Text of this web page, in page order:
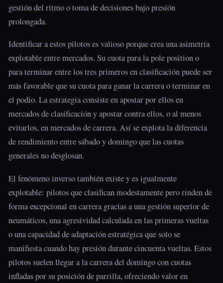
gestión del ritmo o toma de decisiones bajo presión
prolongada.
Identificar a estos pilotos es valioso porque crea una asimetría
explotable entre mercados. Su cuota para la pole position o
para terminar entre los tres primeros en clasificación puede ser
más favorable que su cuota para ganar la carrera o terminar en
el podio. La estrategia consiste en apostar por ellos en
mercados de clasificación y apostar contra ellos, o al menos
evitarlos, en mercados de carrera. Así se explota la diferencia
de rendimiento entre sábado y domingo que las cuotas
generales no desglosan.
El fenómeno inverso también existe y es igualmente
explotable: pilotos que clasifican modestamente pero rinden de
forma excepcional en carrera gracias a una gestión superior de
neumáticos, una agresividad calculada en las primeras vueltas
o una capacidad de adaptación estratégica que solo se
manifiesta cuando hay presión durante cincuenta vueltas. Estos
pilotos suelen llegar a la carrera del domingo con cuotas
infladas por su posición de parrilla, ofreciendo valor en